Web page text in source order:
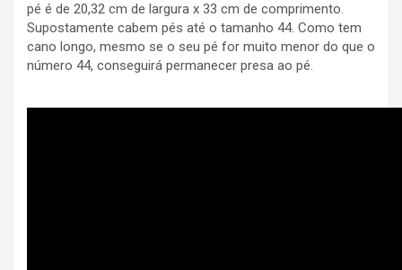
pé é de 20,32 cm de largura x 33 cm de comprimento.
Supostamente cabem pés até o tamanho 44. Como tem
cano longo, mesmo se o seu pé for muito menor do que o
número 44, conseguirá permanecer presa ao pé.